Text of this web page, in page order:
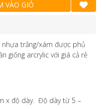
VÀO GIỎ
nhựa trắng/xám được phủ
giống arcrylic với giá cả rẻ
x độ dày. Độ dày từ 5 –